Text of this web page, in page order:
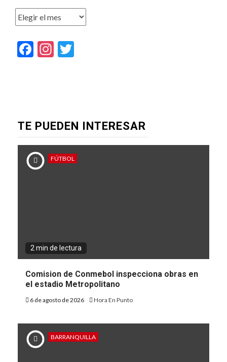
Archivos
Facebook
Instagram
TE PUEDEN INTERESAR
FÚTBOL
2 min de lectura
Comision de Conmebol inspecciona obras en
el estadio Metropolitano
6 de agosto de 2026 Hora En Punto
BARRANQUILLA